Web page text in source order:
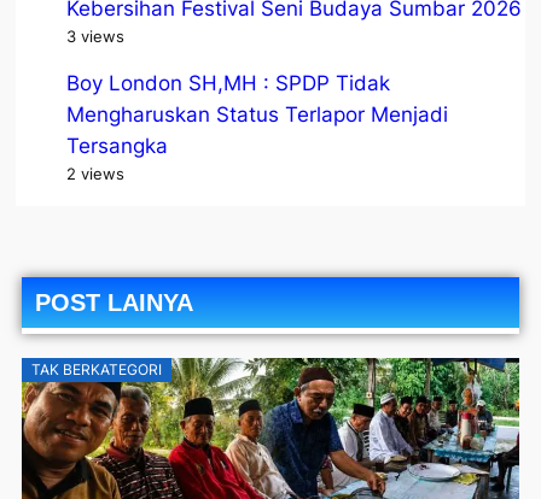
Kebersihan Festival Seni Budaya Sumbar 2026
3 views
Boy London SH,MH : SPDP Tidak
Mengharuskan Status Terlapor Menjadi
Tersangka
2 views
POST LAINYA
TAK BERKATEGORI